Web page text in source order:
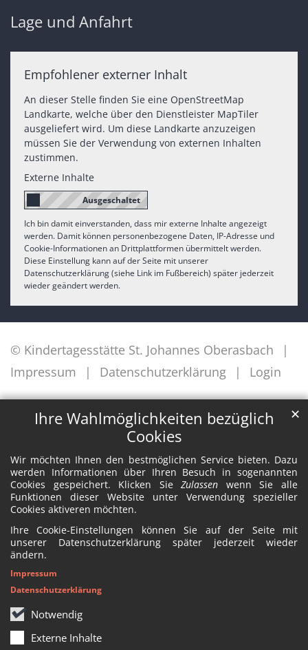
Ihre Wahlmöglichkeiten bezüglich
Cookies
Wir möchten Ihnen den bestmöglichen Service bieten. Dazu
werden Informationen über Ihren Besuch in sogenannten
Cookies gespeichert. Klicken SieZulassen wenn Sie alle
Funktionen dieser Website unter Verwendung spezieller
Cookies aktiveren möchten.
Ihre Cookie-Einstellungen können Sie auf der Seite mit
unserer Datenschutzerklärung später jederzeit wieder
ändern.
Notwendig
Externe Inhalte
✕
Impressum
Datenschutzerklärung
Lage und Anfahrt
Empfohlener externer Inhalt
An dieser Stelle finden Sie eine OpenStreetMap
Landkarte, welche über den Dienstleister MapTiler
ausgeliefert wird. Um diese Landkarte anzuzeigen
müssen Sie der Verwendung von externen Inhalten
zustimmen.
Externe Inhalte
Ich bin damit einverstanden, dass mir externe Inhalte angezeigt
werden. Damit können personenbezogene Daten, IP-Adresse und
Cookie-Informationen an Drittplattformen übermittelt werden.
Diese Einstellung kann auf der Seite mit unserer
Datenschutzerklärung (siehe Link im Fußbereich) später jederzeit
wieder geändert werden.
© Kindertagesstätte St. Johannes Oberasbach
Impressum
Datenschutzerklärung Login